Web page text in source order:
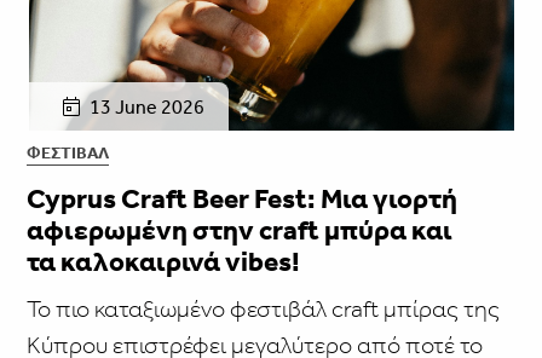
13 June 2026
ΦΕΣΤΙΒΑΛ
Cyprus Craft Beer Fest: Μια γιορτή
αφιερωμένη στην craft μπύρα και
τα καλοκαιρινά vibes!
Το πιο καταξιωμένο φεστιβάλ craft μπίρας της
Κύπρου επιστρέφει μεγαλύτερο από ποτέ το